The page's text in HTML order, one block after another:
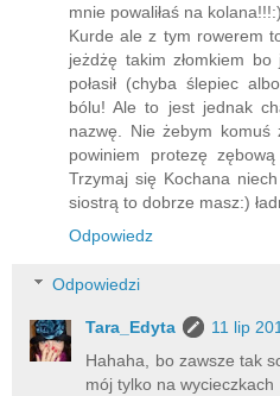
mnie powaliłaś na kolana!!!:)
Kurde ale z tym rowerem
jeżdżę takim złomkiem
połasił (chyba ślepiec
bólu! Ale to jest jednak
nazwę. Nie żebym komuś
powiniem protezę
Trzymaj się Kochana
siostrą to dobrze masz:)
Odpowiedz
Odpowiedzi
Tara_Edyta
11 lip
Hahaha, bo zawsze tak
mój tylko na